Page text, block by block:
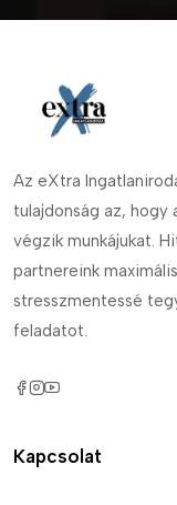
Az eXtra
tulajdonság az, hogy
végzik munkájukat.
partnereink
stresszmentessé
feladatot.
Kapcsolat